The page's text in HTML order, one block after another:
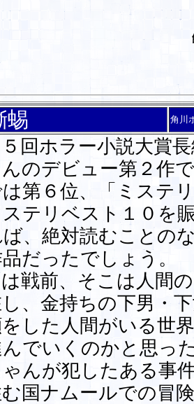
蜴 角川
回ホラー小説大賞
のデビュー第２作
第６位、「ミステ
テリベスト１０を
、絶対読むことの
だったでしょう。
戦前、そこは人間
、金持ちの下男・
した人間がいる世
でいくのかと思っ
んが犯したある事
国ナムールでの冒